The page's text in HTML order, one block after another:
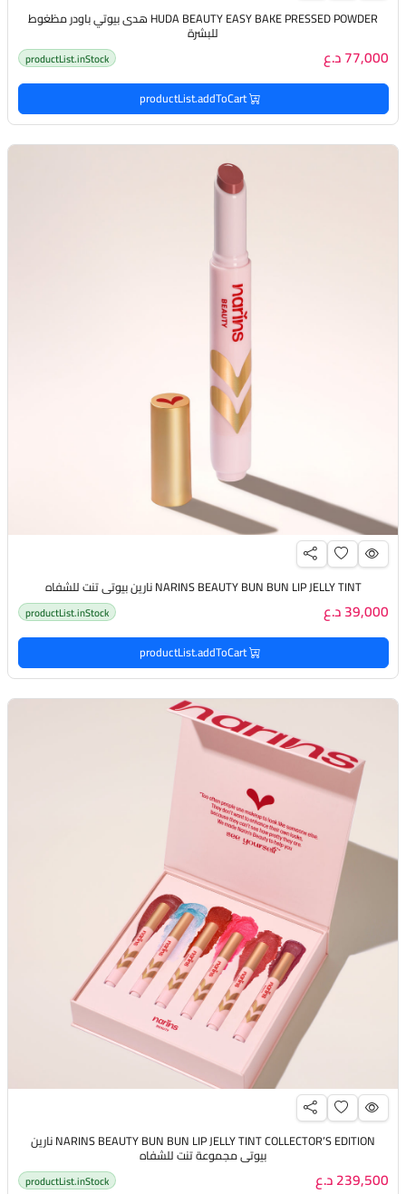
HUDA BEAUTY EASY BAKE PRESSED POWDER هدى بيوتي باودر مظغوط
للبشرة
77,000 د.ع productList.inStock
productList.addToCart
NARINS BEAUTY BUN BUN LIP JELLY TINT نارين بيوتي تنت للشفاه
39,000 د.ع productList.inStock
productList.addToCart
NARINS BEAUTY BUN BUN LIP JELLY TINT COLLECTOR’S EDITION نارين
بيوتي مجموعة تنت للشفاه
239,500 د.ع productList.inStock